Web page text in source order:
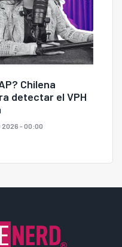
Chilena
detectar el VPH
2026 - 00:00